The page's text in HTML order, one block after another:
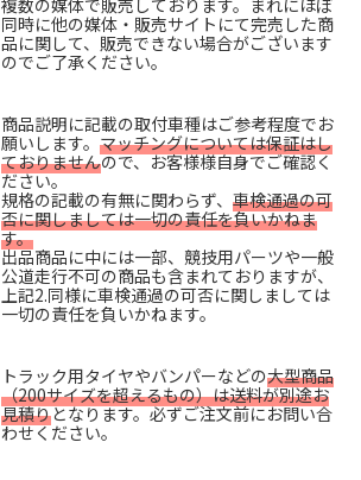
同時に他の媒体・販売サイトにて完売した商
品に関して、販売できない場合がございます
のでご了承ください。
商品説明に記載の取付車種はご参考程度でお
願いします。 マッチングについては保証はし
ておりませんので、お客様様自身でご確認く
ださい。
規格の記載の有無に関わらず、 車検通過の可
否に関しましては一切の責任を負いかねま
す。
出品商品に中には一部、競技用パーツや一般
公道走行不可の商品も含まれておりますが、
上記2.同様に車検通過の可否に関しましては
一切の責任を負いかねます。
トラック用タイヤやバンパーなどの大型商品
（200サイズを超えるもの）は送料が別途お
見積りとなります。必ずご注文前にお問い合
わせください。